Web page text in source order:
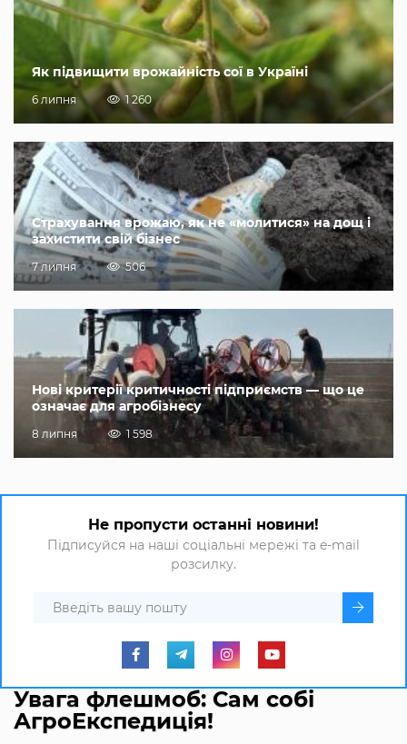
Як підвищити врожайність сої в Україні
6 липня 1 260
Страхування врожаю, як не «молитися» на дощ і
захистити свій бізнес
7 липня 506
Нові критерії критичності підприємств — що це
означає для агробізнесу
8 липня 1 598
Не пропусти останні новини!
Підписуйся на наші соціальні мережі та e-mail
розсилку.
Увага флешмоб: Сам собі
АгроЕкспедиція!